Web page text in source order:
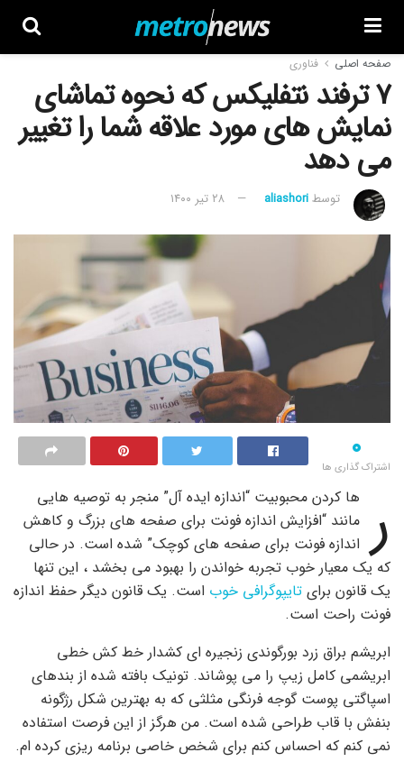
صفحه اصلی فناوری
۷ ترفند نتفلیکس که نحوه تماشای
نمایش های مورد علاقه شما را تغییر
می دهد
توسطaliashori ۲۸ تیر ۱۴۰۰
۰
اشتراک گذاری ها
ر
ها کردن محبوبیت “اندازه ایده آل” منجر به توصیه هایی
مانند “افزایش اندازه فونت برای صفحه های بزرگ و کاهش
اندازه فونت برای صفحه های کوچک” شده است. در حالی
که یک معیار خوب تجربه خواندن را بهبود می بخشد ، این تنها
یک قانون برای تایپوگرافی خوب است. یک قانون دیگر حفظ اندازه
فونت راحت است.
ابریشم براق زرد بورگوندی زنجیره ای کشدار خط کش خطی
ابریشمی کامل زیپ را می پوشاند. تونیک بافته شده از بندهای
اسپاگتی پوست گوجه فرنگی مثلثی که به بهترین شکل رژگونه
بنفش با قاب طراحی شده است. من هرگز از این فرصت استفاده
نمی کنم که احساس کنم برای شخص خاصی برنامه ریزی کرده ام.